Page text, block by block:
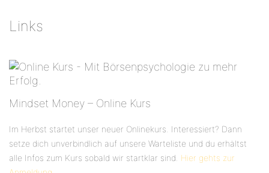
Links
Mindset Money – Online Kurs
Im Herbst startet unser neuer Onlinekurs. Interessiert? Dann
setze dich unverbindlich auf unsere Warteliste und du erhältst
alle Infos zum Kurs sobald wir startklar sind. Hier gehts zur